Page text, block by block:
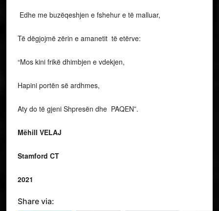
Edhe me buzëqeshjen e fshehur e të malluar,
Të dëgjojmë zërin e amanetit të etërve:
“Mos kini frikë dhimbjen e vdekjen,
Hapini portën së ardhmes,
Aty do të gjeni Shpresën dhe PAQEN”.
Mëhill VELAJ
Stamford CT
2021
Share via: